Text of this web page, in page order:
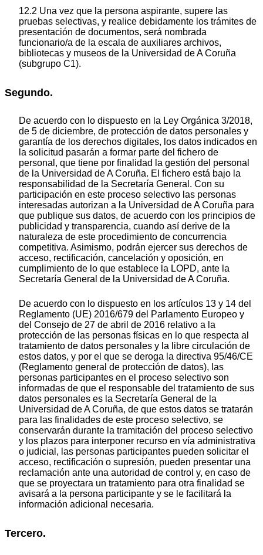
12.2 Una vez que la persona aspirante, supere las
pruebas selectivas, y realice debidamente los trámites de
presentación de documentos, será nombrada
funcionario/a de la escala de auxiliares archivos,
bibliotecas y museos de la Universidad de A Coruña
(subgrupo C1).
Segundo.
De acuerdo con lo dispuesto en la Ley Orgánica 3/2018,
de 5 de diciembre, de protección de datos personales y
garantía de los derechos digitales, los datos indicados en
la solicitud pasarán a formar parte del fichero de
personal, que tiene por finalidad la gestión del personal
de la Universidad de A Coruña. El fichero está bajo la
responsabilidad de la Secretaría General. Con su
participación en este proceso selectivo las personas
interesadas autorizan a la Universidad de A Coruña para
que publique sus datos, de acuerdo con los principios de
publicidad y transparencia, cuando así derive de la
naturaleza de este procedimiento de concurrencia
competitiva. Asimismo, podrán ejercer sus derechos de
acceso, rectificación, cancelación y oposición, en
cumplimiento de lo que establece la LOPD, ante la
Secretaría General de la Universidad de A Coruña.
De acuerdo con lo dispuesto en los artículos 13 y 14 del
Reglamento (UE) 2016/679 del Parlamento Europeo y
del Consejo de 27 de abril de 2016 relativo a la
protección de las personas físicas en lo que respecta al
tratamiento de datos personales y la libre circulación de
estos datos, y por el que se deroga la directiva 95/46/CE
(Reglamento general de protección de datos), las
personas participantes en el proceso selectivo son
informadas de que el responsable del tratamiento de sus
datos personales es la Secretaría General de la
Universidad de A Coruña, de que estos datos se tratarán
para las finalidades de este proceso selectivo, se
conservarán durante la tramitación del proceso selectivo
y los plazos para interponer recurso en vía administrativa
o judicial, las personas participantes pueden solicitar el
acceso, rectificación o supresión, pueden presentar una
reclamación ante una autoridad de control y, en caso de
que se proyectara un tratamiento para otra finalidad se
avisará a la persona participante y se le facilitará la
información adicional necesaria.
Tercero.